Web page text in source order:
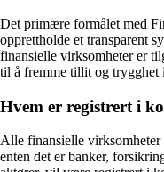
Det primære formålet med
opprettholde et transparent
finansielle virksomheter er
til å fremme tillit og trygghet
Hvem er registrert i
Alle finansielle virksomheter
enten det er banker,